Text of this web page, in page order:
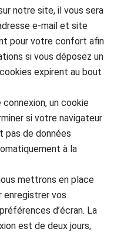
notre site, il vous sera
e-mail et site
pour votre confort afin
si vous déposez un
expirent au bout
un cookie
si votre navigateur
pas de données
à la
mettrons en place
enregistrer vos
d’écran. La
est de deux jours,